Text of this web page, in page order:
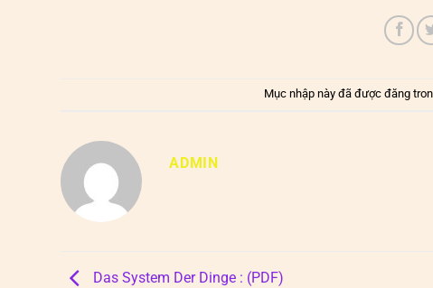
Mục nhập này đã được đăng
ADMIN
Das System Der Dinge : (PDF)